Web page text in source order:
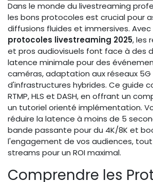
Dans le monde du livestreaming
les bons protocoles est crucial pour
diffusions fluides et immersives. Avec
protocoles livestreaming 2025, les
et pros audiovisuels font face à des
latence minimale pour des
caméras, adaptation aux réseaux
d'infrastructures hybrides. Ce guide
RTMP, HLS et DASH, en offrant un
un tutoriel orienté implémentation.
réduire la latence à moins de 5
bande passante pour du 4K/8K et
l'engagement de vos audiences,
streams pour un ROI maximal.
Comprendre les